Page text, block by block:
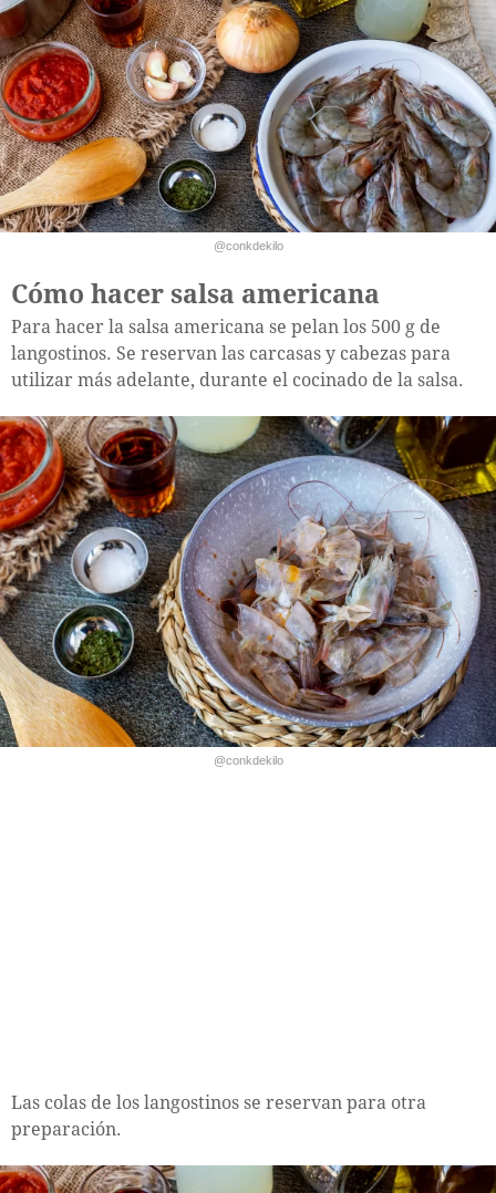
@conkdekilo
Cómo hacer salsa americana
Para hacer la salsa americana se pelan los 500 g de
langostinos. Se reservan las carcasas y cabezas para
utilizar más adelante, durante el cocinado de la salsa.
@conkdekilo
Las colas de los langostinos se reservan para otra
preparación.